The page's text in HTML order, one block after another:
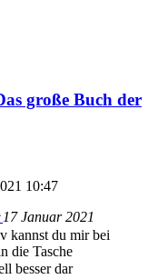
einen
es jetzt Anklang
wenn es sich denn
irgendwie die funktion
man schnell einen
was in diesem fall
hab mich
ein paar aufsätze zu
..und dann wurden
verkauft über die